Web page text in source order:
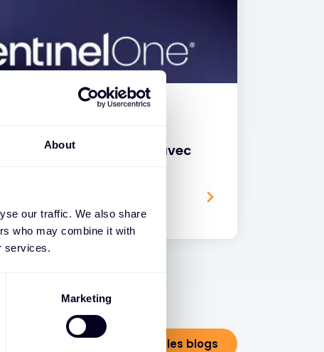
About
our traffic. We also share
who may combine it with
services.
Marketing
étend son partenariat avec
Voir tous les blogs